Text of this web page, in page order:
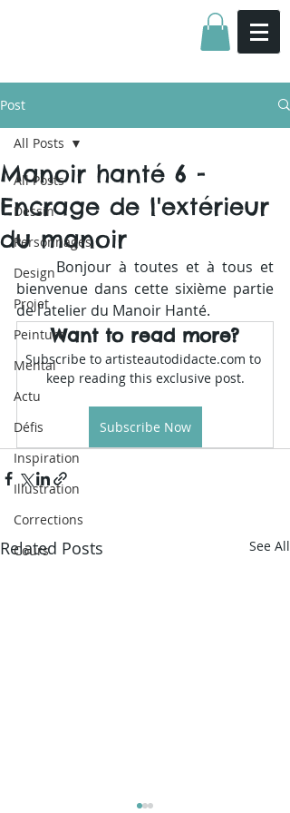
Post
All Posts
Dessin
Personnages
Design
Projet
Peinture
Mental
Actu
Défis
Inspiration
Illustration
Corrections
Cours
All Posts
Manoir hanté 6 -
Encrage de l'extérieur
du manoir
	Bonjour à toutes et à tous et
bienvenue dans cette sixième partie
de l'atelier du Manoir Hanté.
Want to read more?
Subscribe to artisteautodidacte.com to
keep reading this exclusive post.
Subscribe Now
Related Posts See All